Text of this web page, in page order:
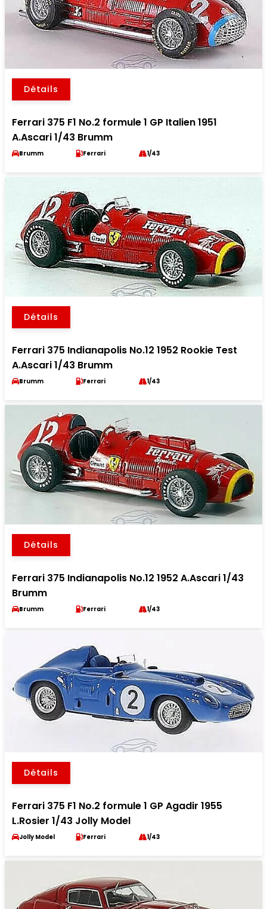
Détails
Ferrari 375 F1 No.2 formule 1 GP Italien 1951
A.Ascari 1/43 Brumm
Brumm Ferrari 1/43
Détails
Ferrari 375 Indianapolis No.12 1952 Rookie Test
A.Ascari 1/43 Brumm
Brumm Ferrari 1/43
Détails
Ferrari 375 Indianapolis No.12 1952 A.Ascari 1/43
Brumm
Brumm Ferrari 1/43
Détails
Ferrari 375 F1 No.2 formule 1 GP Agadir 1955
L.Rosier 1/43 Jolly Model
Jolly Model Ferrari 1/43